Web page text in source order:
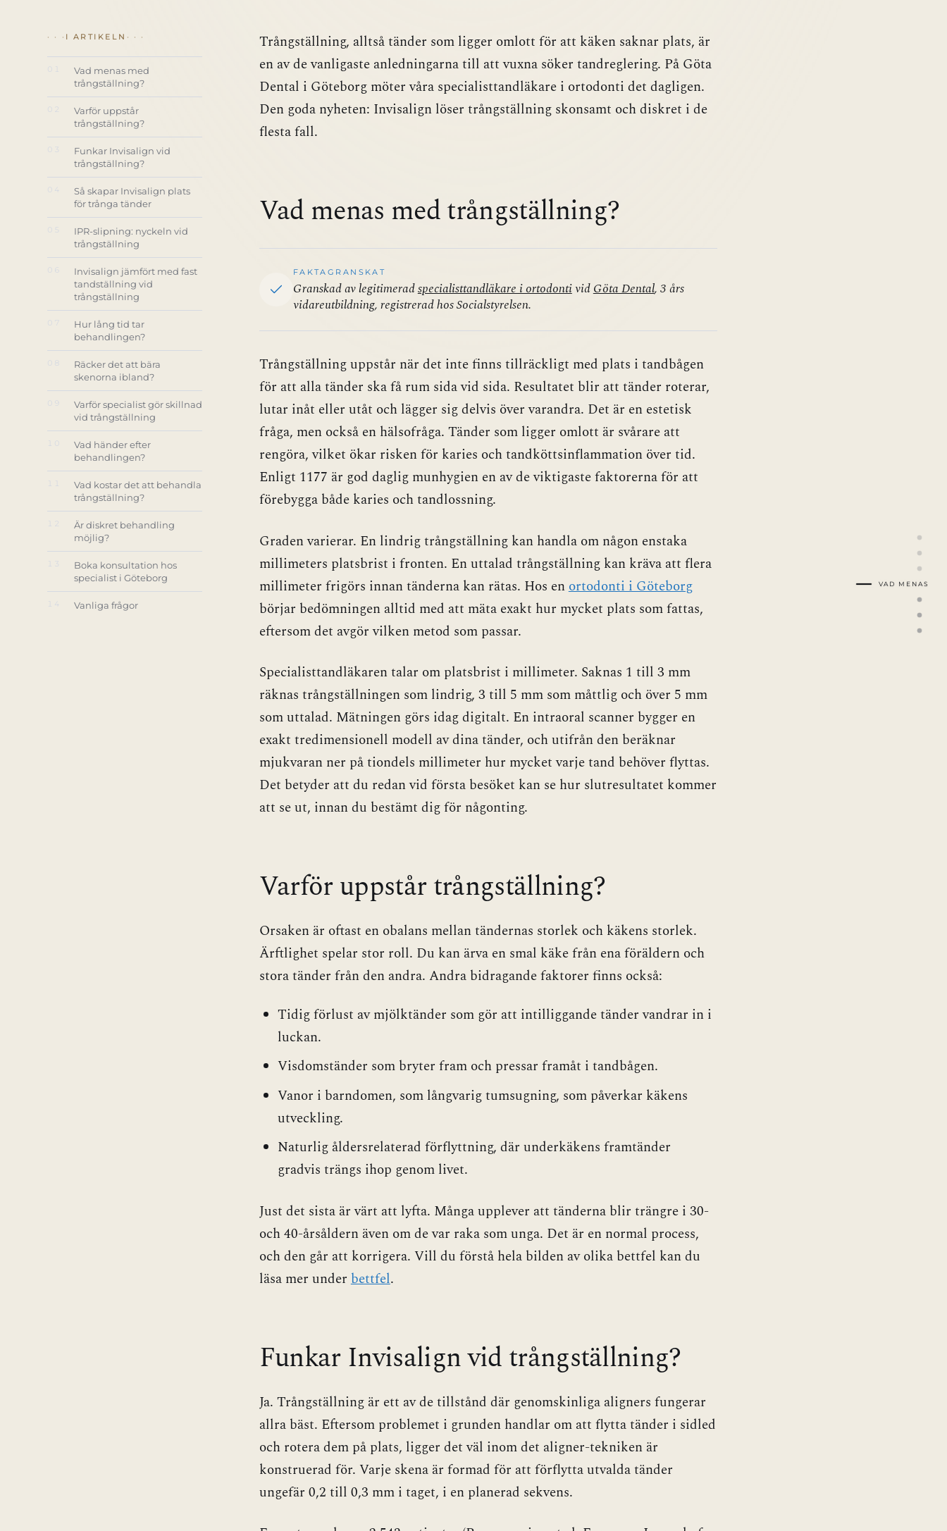
I ARTIKELN
Vad menas med
trångställning?
Varför uppstår
trångställning?
03
Funkar Invisalign vid
trångställning?
04
Så skapar Invisalign plats
för trånga tänder
IPR-slipning: nyckeln vid
trångställning
06
Invisalign jämfört med fast
tandställning vid
trångställning
Hur lång tid tar
behandlingen?
Räcker det att bära
skenorna ibland?
Varför specialist gör skillnad
vid trångställning
Vad händer efter
behandlingen?
Vad kostar det att behandla
trångställning?
Är diskret behandling
möjlig?
13
Boka konsultation hos
specialist i Göteborg
14 Vanliga frågor
Trångställning, alltså tänder som ligger omlott för att käken saknar plats, är
en av de vanligaste anledningarna till att vuxna söker tandreglering. På Göta
Dental i Göteborg möter våra specialisttandläkare i ortodonti det dagligen.
Den goda nyheten: Invisalign löser trångställning skonsamt och diskret i de
flesta fall.
Vad menas med trångställning?
FAKTAGRANSKAT
Granskad av legitimeradspecialisttandläkare i ortodontividGöta Dental, 3 års
vidareutbildning, registrerad hos Socialstyrelsen.
Trångställning uppstår när det inte finns tillräckligt med plats i tandbågen
för att alla tänder ska få rum sida vid sida. Resultatet blir att tänder roterar,
lutar inåt eller utåt och lägger sig delvis över varandra. Det är en estetisk
fråga, men också en hälsofråga. Tänder som ligger omlott är svårare att
rengöra, vilket ökar risken för karies och tandköttsinflammation över tid.
Enligt 1177 är god daglig munhygien en av de viktigaste faktorerna för att
förebygga både karies och tandlossning.
Graden varierar. En lindrig trångställning kan handla om någon enstaka
millimeters platsbrist i fronten. En uttalad trångställning kan kräva att flera
millimeter frigörs innan tänderna kan rätas. Hos enortodonti i Göteborg
börjar bedömningen alltid med att mäta exakt hur mycket plats som fattas,
eftersom det avgör vilken metod som passar.
Specialisttandläkaren talar om platsbrist i millimeter. Saknas 1 till 3 mm
räknas trångställningen som lindrig, 3 till 5 mm som måttlig och över 5 mm
som uttalad. Mätningen görs idag digitalt. En intraoral scanner bygger en
exakt tredimensionell modell av dina tänder, och utifrån den beräknar
mjukvaran ner på tiondels millimeter hur mycket varje tand behöver flyttas.
Det betyder att du redan vid första besöket kan se hur slutresultatet kommer
att se ut, innan du bestämt dig för någonting.
Varför uppstår trångställning?
Orsaken är oftast en obalans mellan tändernas storlek och käkens storlek.
Ärftlighet spelar stor roll. Du kan ärva en smal käke från ena föräldern och
stora tänder från den andra. Andra bidragande faktorer finns också:
Tidig förlust av mjölktänder som gör att intilliggande tänder vandrar in i
luckan.
Visdomständer som bryter fram och pressar framåt i tandbågen.
Vanor i barndomen, som långvarig tumsugning, som påverkar käkens
utveckling.
Naturlig åldersrelaterad förflyttning, där underkäkens framtänder
gradvis trängs ihop genom livet.
Just det sista är värt att lyfta. Många upplever att tänderna blir trängre i 30-
och 40-årsåldern även om de var raka som unga. Det är en normal process,
och den går att korrigera. Vill du förstå hela bilden av olika bettfel kan du
läsa mer underbettfel.
Funkar Invisalign vid trångställning?
Ja. Trångställning är ett av de tillstånd där genomskinliga aligners fungerar
allra bäst. Eftersom problemet i grunden handlar om att flytta tänder i sidled
och rotera dem på plats, ligger det väl inom det aligner-tekniken är
konstruerad för. Varje skena är formad för att förflytta utvalda tänder
ungefär 0,2 till 0,3 mm i taget, i en planerad sekvens.
VAD MENAS